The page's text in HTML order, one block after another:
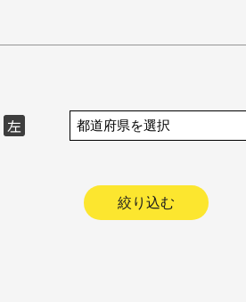
左
絞り込む